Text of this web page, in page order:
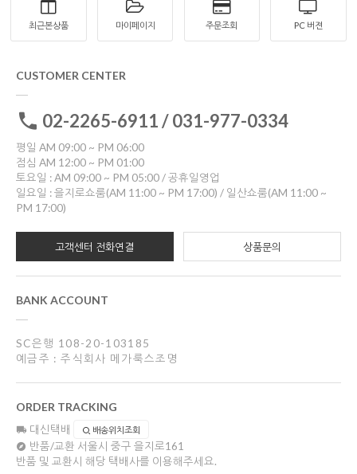
최근본상품 마이페이지 주문조회 PC 버젼
CUSTOMER CENTER
02-2265-6911 / 031-977-0334
평일 AM 09:00 ~ PM 06:00
점심 AM 12:00 ~ PM 01:00
토요일 : AM 09:00 ~ PM 05:00 / 공휴일영업
일요일 : 을지로쇼룸(AM 11:00 ~ PM 17:00) / 일산쇼룸(AM 11:00 ~
PM 17:00)
고객센터 전화연결 상품문의
BANK ACCOUNT
SC은행 108-20-103185
예금주 : 주식회사 메가룩스조명
ORDER TRACKING
대신택배 배송위치조회
반품/교환 서울시 중구 을지로161
반품 및 교환시 해당 택배사를 이용해주세요.